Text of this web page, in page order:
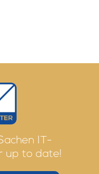
IT-
up to date!